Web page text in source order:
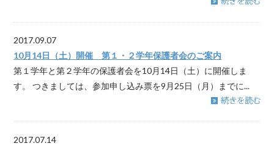
2017.09.07
10月14日（土）開催 第１・２学年保護者会のご案内
第１学年と第２学年の保護者会を10月14日（土）に開催しま
す。 つきましては、参加申し込み票を9月25日（月）までに...
2017.07.14